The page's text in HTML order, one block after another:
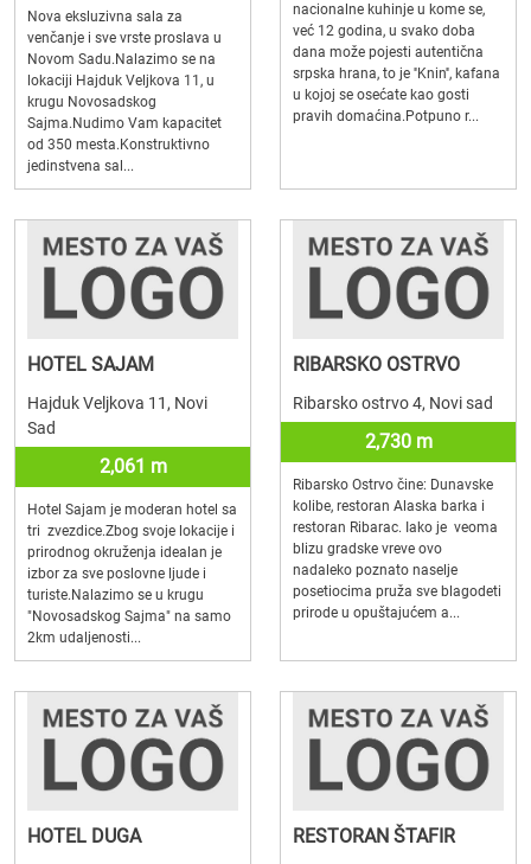
Nova eksluzivna sala za
venčanje i sve vrste proslava u
Novom Sadu.Nalazimo se na
lokaciji Hajduk Veljkova 11, u
krugu Novosadskog
Sajma.Nudimo Vam kapacitet
od 350 mesta.Konstruktivno
jedinstvena sal...
nacionalne kuhinje u kome se,
već 12 godina, u svako doba
dana može pojesti autentična
srpska hrana, to je ''Knin'', kafana
u kojoj se osećate kao gosti
pravih domaćina.Potpuno r...
HOTEL SAJAM
Hajduk Veljkova 11, Novi
Sad
2,061 m
Hotel Sajam je moderan hotel sa
tri zvezdice.Zbog svoje lokacije i
prirodnog okruženja idealan je
izbor za sve poslovne ljude i
turiste.Nalazimo se u krugu
"Novosadskog Sajma" na samo
2km udaljenosti...
RIBARSKO OSTRVO
Ribarsko ostrvo 4, Novi sad
2,730 m
Ribarsko Ostrvo čine: Dunavske
kolibe, restoran Alaska barka i
restoran Ribarac. Iako je veoma
blizu gradske vreve ovo
nadaleko poznato naselje
posetiocima pruža sve blagodeti
prirode u opuštajućem a...
HOTEL DUGA RESTORAN ŠTAFIR